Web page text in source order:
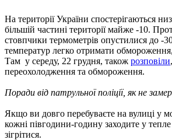
На території України спостерігаються
більшій частині території майже -10.
стовпчики термометрів опустилися до -
температур легко отримати
Там у середу, 22 грудня, також розповіли
переохолодження та обмороження.
Поради від патрульної поліції, як не
Якщо ви довго перебуваєте на вулиці у
кожні півгодини-годину заходите у
зігрітися.